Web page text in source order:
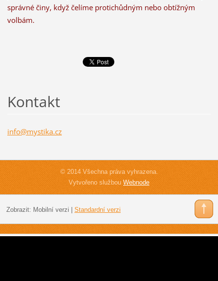
správné činy, když čelíme protichůdným nebo obtížným
volbám.
Kontakt
info@mystika.cz
© 2014 Všechna práva vyhrazena.
Vytvořeno službouWebnode
Zobrazit: Mobilní verzi | Standardní verzi